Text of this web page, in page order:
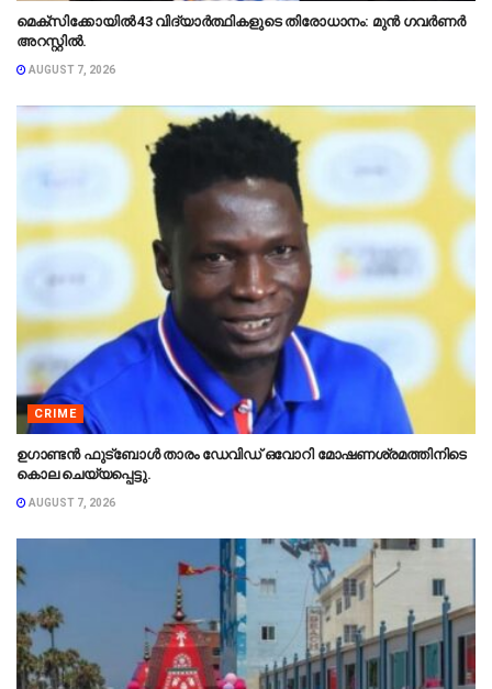
മെക്‌സിക്കോയിൽ 43 വിദ്യാർത്ഥികളുടെ തിരോധാനം: മുൻ ഗവർണർ
അറസ്റ്റിൽ.
AUGUST 7, 2026
CRIME
ഉഗാണ്ടൻ ഫുട്ബോൾ താരം ഡേവിഡ് ഒവോറി മോഷണശ്രമത്തിനിടെ
കൊല ചെയ്യപ്പെട്ടു.
AUGUST 7, 2026